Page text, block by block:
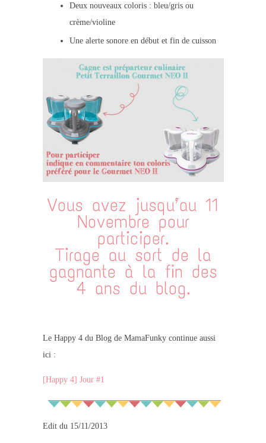
Deux nouveaux coloris : bleu/gris ou
crème/violine
Une alerte sonore en début et fin de cuisson
Vous avez jusqu’au 11
Novembre pour
participer.
Tirage au sort de la
gagnante à la fin des
4 ans du blog.
Le Happy 4 du Blog de MamaFunky continue aussi
ici :
[Happy 4] Jour #1
Edit du 15/11/2013